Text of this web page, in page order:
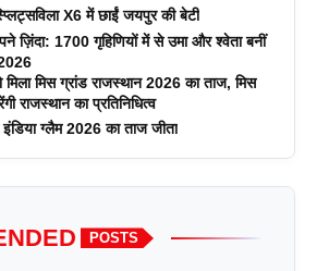
X6 में छाईं जयपुर की बेटी
ज़िंदा: 1700 गृहिणियों में से उमा और श्वेता बनीं
मिला मिस ग्रांड राजस्थान 2026 का ताज, मिस
राजस्थान का प्रतिनिधित्व
इंडिया ग्लैम 2026 का ताज जीता
POSTS